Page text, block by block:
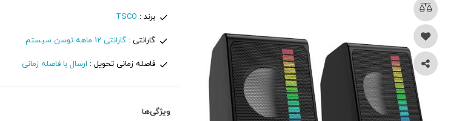
برند : TSCO
گارانتی : گارانتی 12 ماهه توسن سیستم
فاصله زمانی تحویل : ارسال با فاصله زمانی
ویژگی‌ها